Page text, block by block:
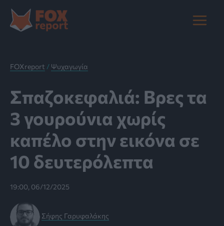
στο
περιεχόμενο
Main
FOXreport / Ψυχαγωγία
Σπαζοκεφαλιά: Βρες τα
3 γουρούνια χωρίς
καπέλο στην εικόνα σε
10 δευτερόλεπτα
19:00, 06/12/2025
Σήφης Γαρυφαλάκης